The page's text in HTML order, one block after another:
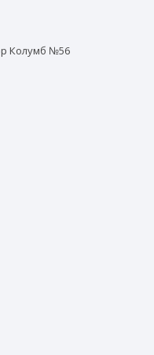
Колумб №56